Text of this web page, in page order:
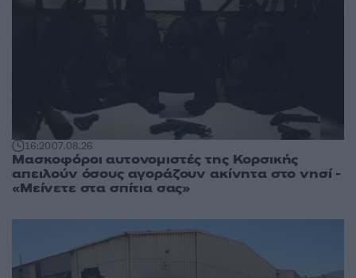
16:2007.08.26
Μασκοφόροι αυτονομιστές της Κορσικής
απειλούν όσους αγοράζουν ακίνητα στο νησί -
«Μείνετε στα σπίτια σας»